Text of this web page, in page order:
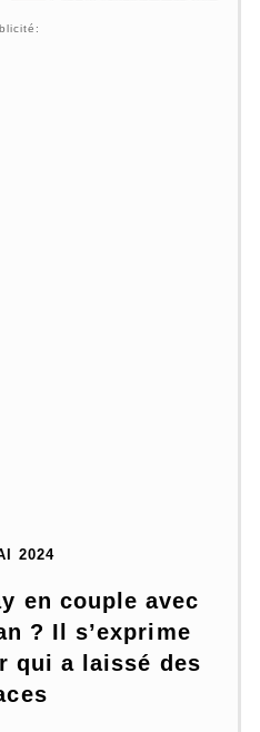
2024
en couple avec
? Il s’exprime
qui a laissé des